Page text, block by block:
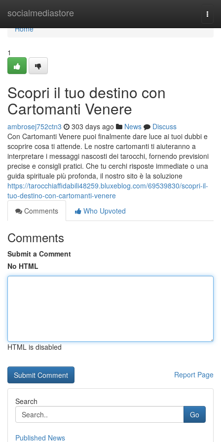
socialmediastore
Home
Home
1
Scopri il tuo destino con
Cartomanti Venere
ambrosej752ctn3 303 days ago News
Discuss
Con Cartomanti Venere puoi finalmente dare luce ai tuoi dubbi e
scoprire cosa ti attende. Le nostre cartomanti ti aiuteranno a
interpretare i messaggi nascosti dei tarocchi, fornendo previsioni
precise e consigli pratici. Che tu cerchi risposte immediate o una
guida spirituale più profonda, il nostro sito è la soluzione
https://tarocchiaffidabili48259.bluxeblog.com/69539830/scopri-il-
tuo-destino-con-cartomanti-venere
Comments
Who Upvoted
Comments
Submit a Comment
No HTML
HTML is disabled
Report Page
Search
Go
Published News